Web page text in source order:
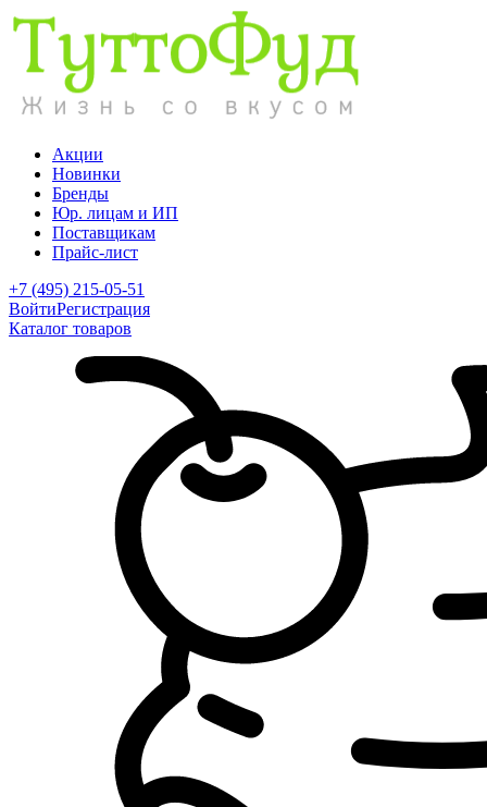
Акции
Новинки
Бренды
Юр. лицам и ИП
Поставщикам
Прайс-лист
+7 (495) 215-05-51
ВойтиРегистрация
Каталог товаров